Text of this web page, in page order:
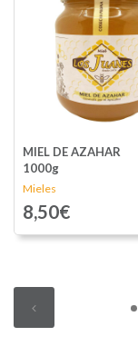
MIEL DE TOMILLO
(CANTUESO) 1000g
Mieles
8,50€